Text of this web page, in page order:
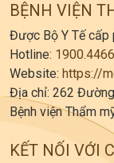
BỆNH VIỆN
Được Bộ Y Tế cấp
Hotline: 1900.4466
Website: https://
Địa chỉ: 262
Bệnh viện Thẩm
KẾT NỐI VỚI